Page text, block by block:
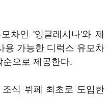
차인 '잉글레시나'와 제
용 가능한 디럭스 유모차
으로 제공한다.
식 뷔페 최초로 도입한